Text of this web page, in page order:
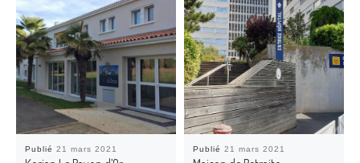
Publié21 mars 2021 Publié21 mars 2021